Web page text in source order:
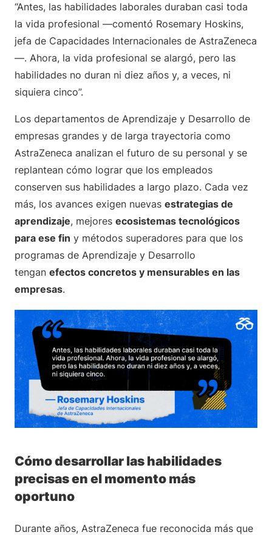
“Antes, las habilidades laborales duraban casi toda
la vida profesional —comentó Rosemary Hoskins,
jefa de Capacidades Internacionales de AstraZeneca
—. Ahora, la vida profesional se alargó, pero las
habilidades no duran ni diez años y, a veces, ni
siquiera cinco”.
Los departamentos de Aprendizaje y Desarrollo de
empresas grandes y de larga trayectoria como
AstraZeneca analizan el futuro de su personal y se
replantean cómo lograr que los empleados
conserven sus habilidades a largo plazo. Cada vez
más, los avances exigen nuevas estrategias de
aprendizaje, mejores ecosistemas tecnológicos
para ese fin y métodos superadores para que los
programas de Aprendizaje y Desarrollo
tengan efectos concretos y mensurables en las
empresas.
Cómo desarrollar las habilidades
precisas en el momento más
oportuno
Durante años, AstraZeneca fue reconocida más que